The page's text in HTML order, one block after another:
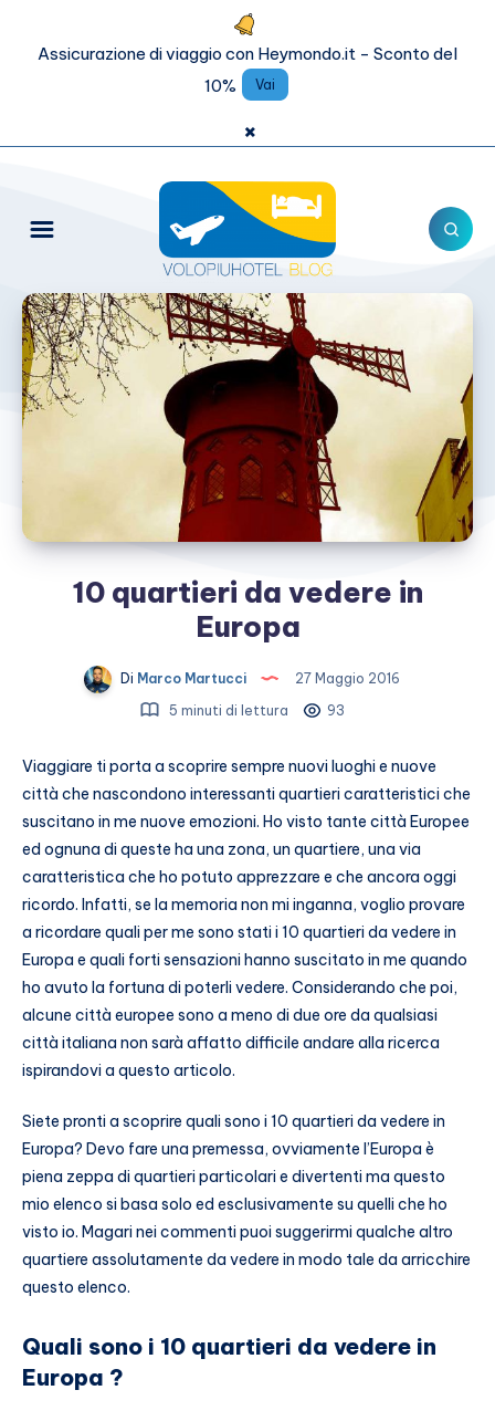
Assicurazione di viaggio con Heymondo.it - Sconto del
10%
Vai
×
10 quartieri da vedere in
Europa
Di Marco Martucci
27 Maggio 2016
5 minuti di lettura
93
Viaggiare ti porta a scoprire sempre nuovi luoghi e nuove
città che nascondono interessanti quartieri caratteristici che
suscitano in me nuove emozioni. Ho visto tante città Europee
ed ognuna di queste ha una zona, un quartiere, una via
caratteristica che ho potuto apprezzare e che ancora oggi
ricordo. Infatti, se la memoria non mi inganna, voglio provare
a ricordare quali per me sono stati i 10 quartieri da vedere in
Europa e quali forti sensazioni hanno suscitato in me quando
ho avuto la fortuna di poterli vedere. Considerando che poi,
alcune città europee sono a meno di due ore da qualsiasi
città italiana non sarà affatto difficile andare alla ricerca
ispirandovi a questo articolo.
Siete pronti a scoprire quali sono i 10 quartieri da vedere in
Europa? Devo fare una premessa, ovviamente l’Europa è
piena zeppa di quartieri particolari e divertenti ma questo
mio elenco si basa solo ed esclusivamente su quelli che ho
visto io. Magari nei commenti puoi suggerirmi qualche altro
quartiere assolutamente da vedere in modo tale da arricchire
questo elenco.
Quali sono i 10 quartieri da vedere in
Europa ?